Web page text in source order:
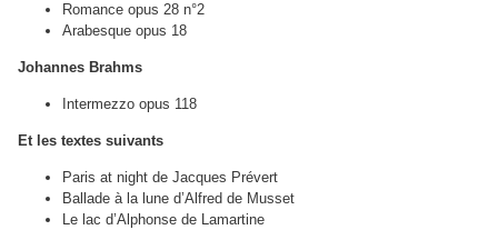
Romance opus 28 n°2
Arabesque opus 18
Johannes Brahms
Intermezzo opus 118
Et les textes suivants
Paris at night de Jacques Prévert
Ballade à la lune d’Alfred de Musset
Le lac d’Alphonse de Lamartine